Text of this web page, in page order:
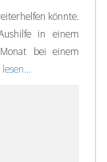
könnte.
in einem
bei einem